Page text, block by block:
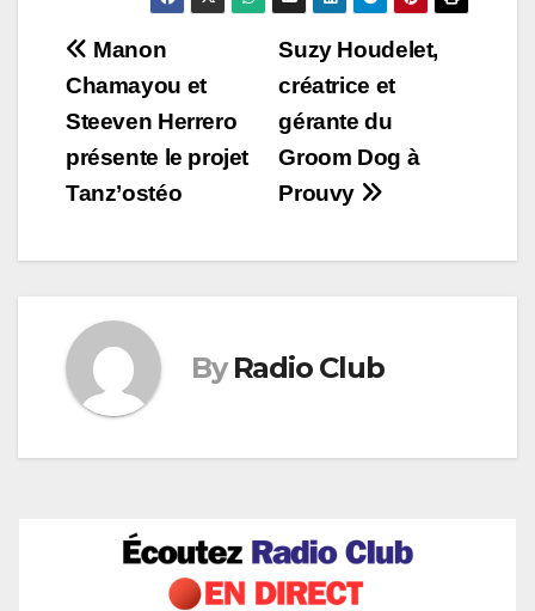
Navigation
de
l’article
Suzy Houdelet,
créatrice et
gérante du
Groom Dog à
Prouvy
Manon
Chamayou et
Steeven Herrero
présente le projet
Tanz’ostéo
By Radio Club